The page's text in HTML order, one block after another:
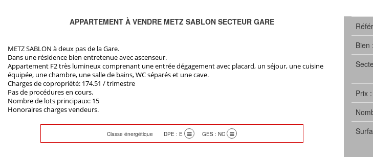
APPARTEMENT À VENDRE METZ SABLON SECTEUR GARE
METZ SABLON à deux pas de la Gare.
Dans une résidence bien entretenue avec ascenseur.
Appartement F2 très lumineux comprenant une entrée dégagement avec placard, un séjour, une cuisine
équipée, une chambre, une salle de bains, WC séparés et une cave.
Charges de copropriété: 174.51 / trimestre
Pas de procédures en cours.
Nombre de lots principaux: 15
Honoraires charges vendeurs.
Classe énergétique DPE : E GES : NC
Bien :
Prix :